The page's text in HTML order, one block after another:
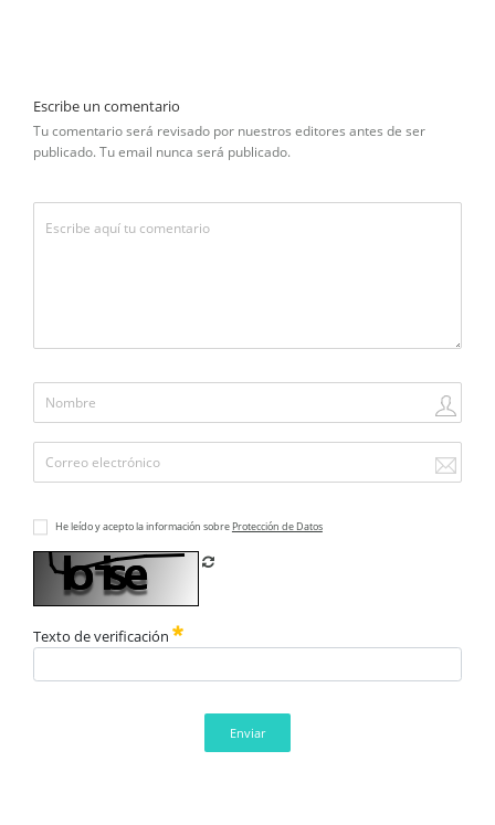
Escribe un comentario
Tu comentario será revisado por nuestros editores antes de ser
publicado. Tu email nunca será publicado.
He leído y acepto la información sobre Protección de Datos
Texto de verificación
Enviar